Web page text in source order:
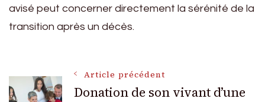
avisé peut concerner directement la sérénité de la
transition après un décès.
Navigation
Article précédent
Donation de son vivant d’une